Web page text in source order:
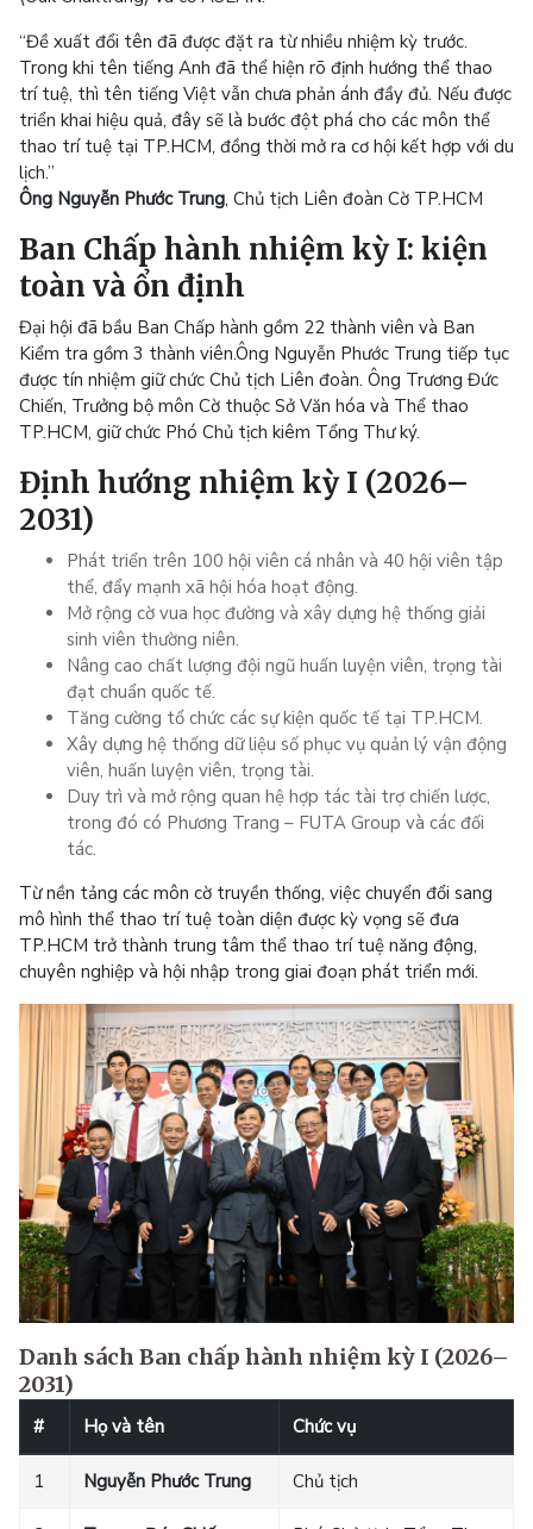
“Đề xuất đổi tên đã được đặt ra từ nhiều nhiệm kỳ trước.
Trong khi tên tiếng Anh đã thể hiện rõ định hướng thể thao
trí tuệ, thì tên tiếng Việt vẫn chưa phản ánh đầy đủ. Nếu được
triển khai hiệu quả, đây sẽ là bước đột phá cho các môn thể
thao trí tuệ tại TP.HCM, đồng thời mở ra cơ hội kết hợp với du
lịch.”
Ông Nguyễn Phước Trung, Chủ tịch Liên đoàn Cờ TP.HCM
Ban Chấp hành nhiệm kỳ I: kiện
toàn và ổn định
Đại hội đã bầu Ban Chấp hành gồm 22 thành viên và Ban
Kiểm tra gồm 3 thành viên.Ông Nguyễn Phước Trung tiếp tục
được tín nhiệm giữ chức Chủ tịch Liên đoàn. Ông Trương Đức
Chiến, Trưởng bộ môn Cờ thuộc Sở Văn hóa và Thể thao
TP.HCM, giữ chức Phó Chủ tịch kiêm Tổng Thư ký.
Định hướng nhiệm kỳ I (2026–
2031)
Phát triển trên 100 hội viên cá nhân và 40 hội viên tập
thể, đẩy mạnh xã hội hóa hoạt động.
Mở rộng cờ vua học đường và xây dựng hệ thống giải
sinh viên thường niên.
Nâng cao chất lượng đội ngũ huấn luyện viên, trọng tài
đạt chuẩn quốc tế.
Tăng cường tổ chức các sự kiện quốc tế tại TP.HCM.
Xây dựng hệ thống dữ liệu số phục vụ quản lý vận động
viên, huấn luyện viên, trọng tài.
Duy trì và mở rộng quan hệ hợp tác tài trợ chiến lược,
trong đó có Phương Trang – FUTA Group và các đối
tác.
Từ nền tảng các môn cờ truyền thống, việc chuyển đổi sang
mô hình thể thao trí tuệ toàn diện được kỳ vọng sẽ đưa
TP.HCM trở thành trung tâm thể thao trí tuệ năng động,
chuyên nghiệp và hội nhập trong giai đoạn phát triển mới.
Danh sách Ban chấp hành nhiệm kỳ I (2026–
2031)
# Họ và tên Chức vụ
1 Nguyễn Phước Trung Chủ tịch